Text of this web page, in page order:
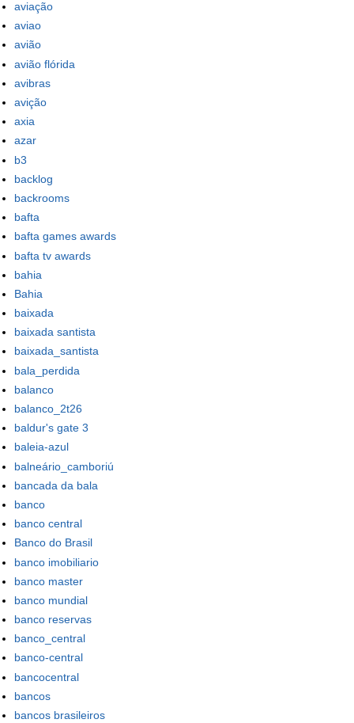
aviação
aviao
avião
avião flórida
avibras
avição
axia
azar
b3
backlog
backrooms
bafta
bafta games awards
bafta tv awards
bahia
Bahia
baixada
baixada santista
baixada_santista
bala_perdida
balanco
balanco_2t26
baldur's gate 3
baleia-azul
balneário_camboriú
bancada da bala
banco
banco central
Banco do Brasil
banco imobiliario
banco master
banco mundial
banco reservas
banco_central
banco-central
bancocentral
bancos
bancos brasileiros